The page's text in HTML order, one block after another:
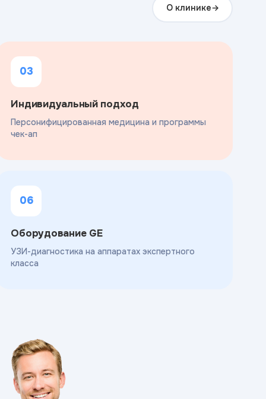
О клинике
03
Индивидуальный подход
Персонифицированная медицина и программы
чек-ап
06
Оборудование GE
УЗИ-диагностика на аппаратах экспертного
класса